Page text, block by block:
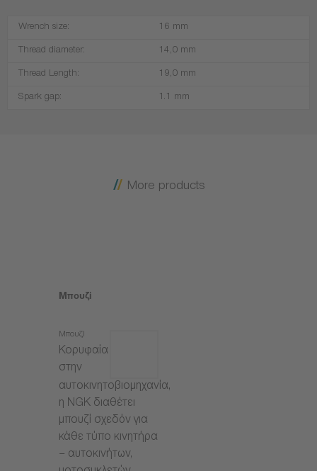
Wrench size: 16 mm
Thread diameter: 14,0 mm
Thread Length: 19,0 mm
Spark gap: 1.1 mm
More products
Μπουζί
Μπουζί
Κορυφαία
στην
αυτοκινητοβιομηχανία,
η NGK διαθέτει
μπουζί σχεδόν για
κάθε τύπο κινητήρα
– αυτοκινήτων,